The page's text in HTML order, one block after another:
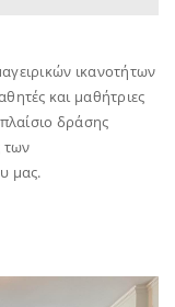
ικανοτήτων
και μαθήτριες
δράσης
των
μας.